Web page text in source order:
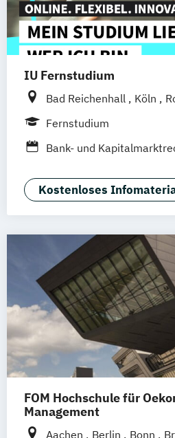
IU Fernstudium
Bad Reichenhall Köln
Kiel
Frankfurt am Main
Deggendorf Karlsruhe
Oberhausen Offenbach
Neu-Ulm Graz
Augsburg Freising
Klagenfurt Magdeburg
Würzburg
Chemnitz
deutschlandweit
Fernstudium
Bank- und
Kostenloses
FOM Hochschule für
Management
Aachen Berlin Bonn